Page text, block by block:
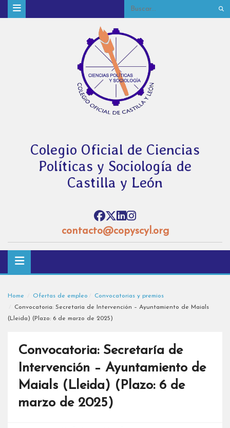
Colegio Oficial de Ciencias
Políticas y Sociología de
Castilla y León
contacto@copyscyl.org
Home Ofertas de empleo
Convocatorias y premios
Convocatoria: Secretaría de Intervención – Ayuntamiento de Maials
(Lleida) (Plazo: 6 de marzo de 2025)
Convocatoria: Secretaría de
Intervención – Ayuntamiento de
Maials (Lleida) (Plazo: 6 de
marzo de 2025)